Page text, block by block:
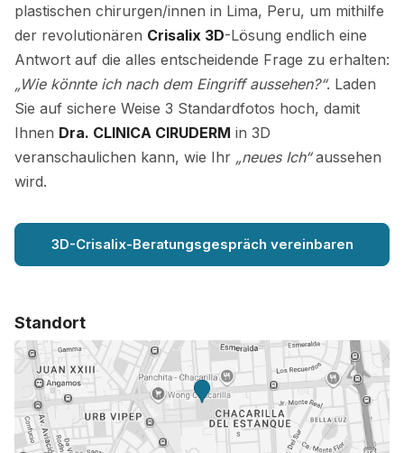
plastischen chirurgen/innen in Lima, Peru, um mithilfe
der revolutionären Crisalix 3D-Lösung endlich eine
Antwort auf die alles entscheidende Frage zu erhalten:
„Wie könnte ich nach dem Eingriff aussehen?“. Laden
Sie auf sichere Weise 3 Standardfotos hoch, damit
Ihnen Dra. CLINICA CIRUDERM in 3D
veranschaulichen kann, wie Ihr „neues Ich“aussehen
wird.
3D-Crisalix-Beratungsgespräch vereinbaren
Standort